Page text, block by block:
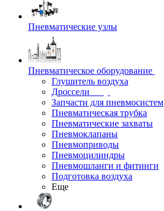
Пневматические узлы
Пневматическое оборудование
Глушитель воздуха
Дроссели
Запчасти для пневмосистем
Пневматическая трубка
Пневматические захваты
Пневмоклапаны
Пневмоприводы
Пневмоцилиндры
Пневмошланги и фитинги
Подготовка воздуха
Еще